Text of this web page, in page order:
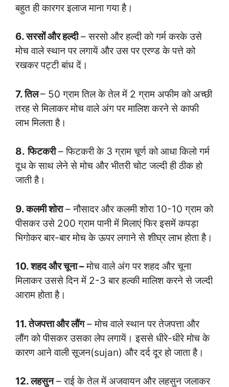
बहुत ही कारगर इलाज माना गया है।
6. सरसों और हल्दी– सरसो और हल्दी को गर्म करके उसे
मोच वाले स्थान पर लगायें और उस पर एरण्ड के पत्ते को
रखकर पट्टी बांध दें।
7. तिल– 50 ग्राम तिल के तेल में 2 ग्राम अफीम को अच्छी
तरह से मिलाकर मोच वाले अंग पर मालिश करने से काफी
लाभ मिलता है।
8. फिटकरी– फिटकरी के 3 ग्राम चूर्ण को आधा किलो गर्म
दूध के साथ लेने से मोच और भीतरी चोट जल्दी ही ठीक हो
जाती है।
9. कलमी शोरा– नौसादर और कलमी शोरा 10-10 ग्राम को
पीसकर उसे 200 ग्राम पानी में मिलाएं फिर इसमें कपड़ा
भिगोकर बार-बार मोच के ऊपर लगाने से शीघ्र लाभ होता है।
10. शहद और चूना –मोच वाले अंग पर शहद और चूना
मिलाकर उससे दिन में 2-3 बार हल्की मालिश करने से जल्दी
आराम होता है।
11. तेजपत्ता और लौंग– मोच वाले स्थान पर तेजपत्ता और
लौंग को पीसकर उसका लेप लगायें। इससे धीरे-धीरे मोच के
कारण आने वाली सूजन(sujan) और दर्द दूर हो जाता है।
12. लहसुन– राई के तेल में अजवायन और लहसुन जलाकर